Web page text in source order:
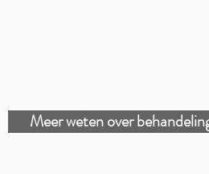
Meer weten over